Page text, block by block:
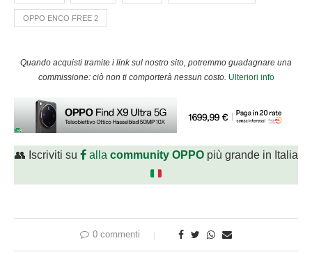
OPPO ENCO FREE 2
Quando acquisti tramite i link sul nostro sito, potremmo guadagnare una
commissione: ciò non ti comporterà nessun costo. Ulteriori info
👥 Iscriviti su alla community OPPOpiù grande in Italia
0 commenti